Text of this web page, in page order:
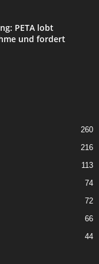
PETA lobt
und fordert
260
216
113
74
72
66
44